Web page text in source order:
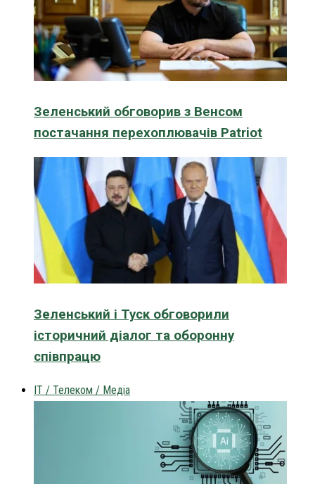
Зеленський обговорив з Венсом
постачання перехоплювачів Patriot
Зеленський і Туск обговорили
історичний діалог та оборонну
співпрацю
IT / Телеком / Медіа